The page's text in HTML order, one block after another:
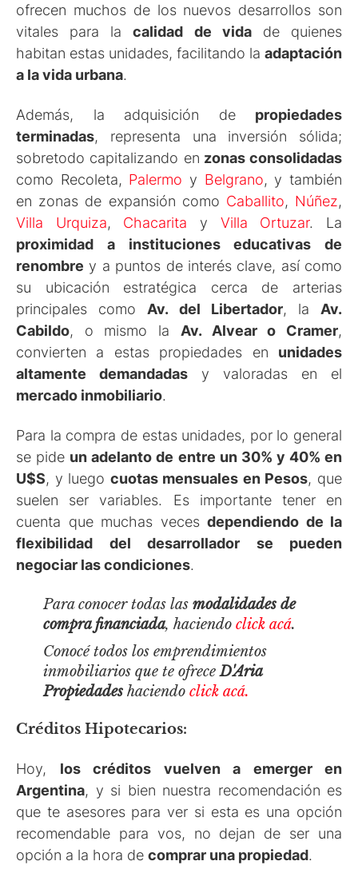
ofrecen muchos de los nuevos desarrollos son
vitales para lacalidad de vidade quienes
habitan estas unidades, facilitando la adaptación
a la vida urbana.
Además, la adquisición de propiedades
terminadas, representa una inversión sólida;
sobretodo capitalizando en zonas consolidadas
como Recoleta, Palermo y Belgrano, y también
en zonas de expansión como Caballito, Núñez,
Villa Urquiza, Chacarita y Villa Ortuzar. La
proximidad a instituciones educativas de
renombre y a puntos de interés clave, así como
su ubicación estratégica cerca de arterias
principales como Av. del Libertador, la Av.
Cabildo, o mismo la Av. Alvear o Cramer,
convierten a estas propiedades en unidades
altamente demandadas y valoradas en el
mercado inmobiliario.
Para la compra de estas unidades, por lo general
se pide un adelanto de entre un 30% y 40% en
U$S, y luego cuotas mensuales en Pesos, que
suelen ser variables. Es importante tener en
cuenta que muchas veces dependiendo de la
flexibilidad del desarrollador se pueden
negociar las condiciones.
Para conocer todas lasmodalidades de
compra financiada, haciendoclick acá.
Conocé todos los emprendimientos
inmobiliarios que te ofreceD'Aria
Propiedades haciendoclick acá.
Créditos Hipotecarios:
Hoy, los créditos vuelven a emerger en
Argentina, y si bien nuestra recomendación es
que te asesores para ver si esta es una opción
recomendable para vos, no dejan de ser una
opción a la hora de comprar una propiedad.